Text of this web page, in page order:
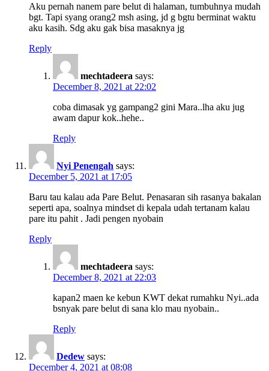
Aku pernah nanem pare belut di halaman, tumbuhnya mudah
bgt. Tapi syang orang2 msh asing, jd g bgtu berminat waktu
aku kasih. Sdg aku gak bisa masaknya jg
Reply
mechtadeera says:
December 8, 2021 at 22:02
coba dimasak yg gampang2 gini Mara..lha aku jug
awam dapur kok..hehe..
Reply
Nyi Penengah says:
December 5, 2021 at 17:05
Baru tau kalau ada Pare Belut. Penasaran sih rasanya bakalan
seperti apa, soalnya mindset di kepala udah tertanam kalau
pare itu pahit . Jadi pengen nyobain
Reply
mechtadeera says:
December 8, 2021 at 22:03
kapan2 maen ke kebun KWT dekat rumahku Nyi..ada
bsnyak pare belut di sana klo mau nyobain..
Reply
Dedew says:
December 4, 2021 at 08:08